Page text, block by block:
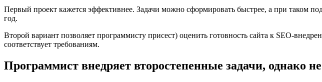
Первый проект кажется эффективнее. Задачи можно сформировать быстрее, а при таком
год.
Второй вариант позволяет программисту присест) оценить готовность сайта к SEO-
соответствует требованиям.
Программист внедряет второстепенные задачи, однако